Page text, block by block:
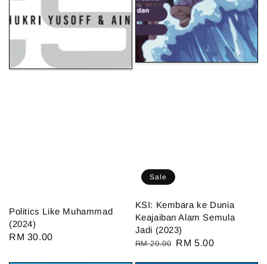
Politics Like Muhammad
(2024)
Regular
RM 30.00
Sale
KSI: Kembara ke Dunia
Keajaiban Alam Semula
Jadi (2023)
Regular
RM 20.00 Sale
RM 5.00